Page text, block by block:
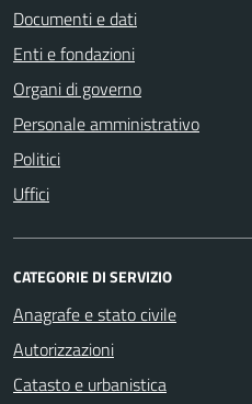
Documenti e dati
Enti e fondazioni
Organi di governo
Personale amministrativo
Politici
Uffici
CATEGORIE DI SERVIZIO
Anagrafe e stato civile
Autorizzazioni
Catasto e urbanistica